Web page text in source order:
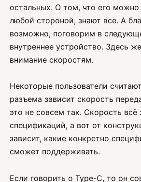
остальных. О том, что его можно
любой стороной, знают все. А
возможно, поговорим в
внутреннее устройство. Здесь
внимание скоростям.
Некоторые пользователи
разъема зависит скорость
это не совсем так. Скорость всё
спецификаций, а вот от
зависит, какие конкретно
сможет поддерживать.
Если говорить о Type-C, то он